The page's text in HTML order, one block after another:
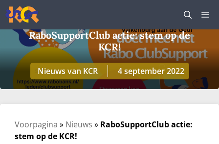
Ga
naar
de
inhoud
RaboSupportClub actie: stem op de
KCR!
Nieuws van KCR 4 september 2022
Voorpagina » Nieuws » RaboSupportClub actie:
stem op de KCR!